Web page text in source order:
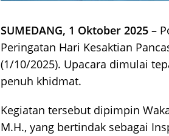
SUMEDANG, 1 Oktober 2025 –
Peringatan Hari Kesaktian
(1/10/2025). Upacara dimulai
penuh khidmat.
Kegiatan tersebut dipimpin
M.H., yang bertindak sebagai